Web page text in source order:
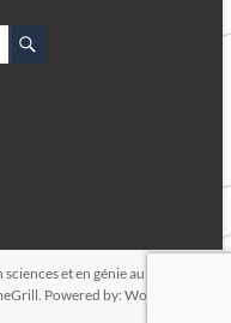
et en génie au Québec
Powered by: WordPress